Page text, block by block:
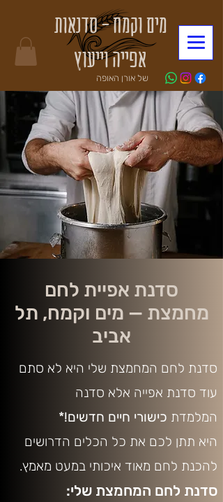
מים וקמח - סדנאות
אפייה וייעוץ
של אורן האופה
סדנת אפיית לחם
מחמצת — מים וקמח, תל
אביב
סדנת לחם המחמצת שלי היא לא סתם
עוד סדנת אפייה אלא סדנה
המלמדת כישורי חיים חדשים!*
היא תתן לכם את כל הכלים הדרושים
להכנת לחם מאוד איכותי במעט מאמץ.
סדנת לחם המחמצת שלי: